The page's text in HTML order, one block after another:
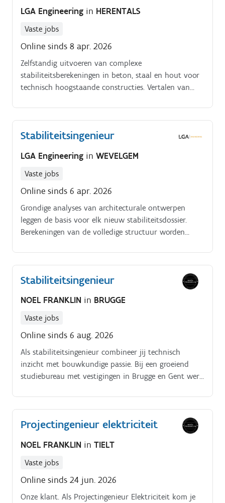
LGA Engineering in HERENTALS
Vaste jobs
Online sinds 8 apr. 2026
Zelfstandig uitvoeren van complexe
stabiliteitsberekeningen in beton, staal en hout voor
technisch hoogstaande constructies. Vertalen van
bouwheren.
Stabiliteitsingenieur
LGA Engineering in WEVELGEM
Vaste jobs
Online sinds 6 apr. 2026
Grondige analyses van architecturale ontwerpen
leggen de basis voor elk nieuw stabiliteitsdossier.
Berekeningen van de volledige structuur worden
de dakconstructie.
Stabiliteitsingenieur
NOEL FRANKLIN in BRUGGE
Vaste jobs
Online sinds 6 aug. 2026
Als stabiliteitsingenieur combineer jij technisch
inzicht met bouwkundige passie. Bij een groeiend
studiebureau met vestigingen in Brugge en Gent werk
Projectingenieur elektriciteit
NOEL FRANKLIN in TIELT
Vaste jobs
Online sinds 24 jun. 2026
Onze klant. Als Projectingenieur Elektriciteit kom je